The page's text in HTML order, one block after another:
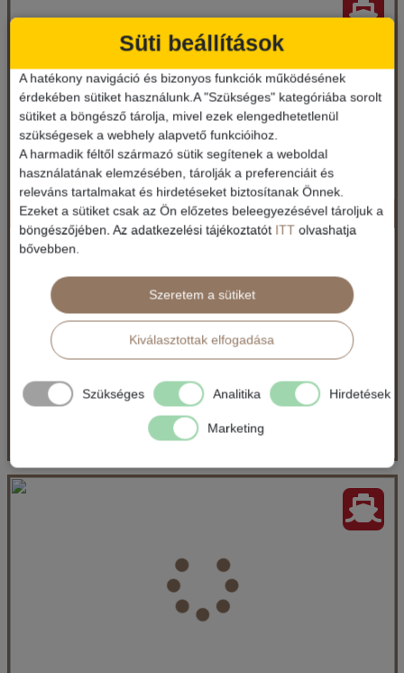
Ország:Hajóutak
Város:Távol-keleti hajóutak
Utazás módja:Hajó
Ellátás:Teljes ellátás
Szálláskategória:Hajó kabin
Szobatípus:Costa ár, The Interior (I1), 2 felnőtt
Időtartam:4 éj
Időpont: 2026-08-06 | 4 éj
már 529 €-tól (197.507 Ft)
Időpontok és árak
Bőröndbe
JAPÁN FELFEDEZŐÚT, Celebrity Millennium
2.970 €-tól (1.076.150 Ft)
Ellátás: Teljes ellátás
Időpontok és árak
Bőröndbe
JAPÁN FELFEDEZŐÚT, Celebrity Millennium
Japán hajóutak
Utazás módja:Hajó
Ellátás: Teljes ellátás
Szálláskategória:Hajó kabin
prime belső kabin
Süti beállítások
A hatékony navigáció és bizonyos funkciók működésének
érdekében sütiket használunk.A "Szükséges" kategóriába sorolt
sütiket a böngésző tárolja, mivel ezek elengedhetetlenül
szükségesek a webhely alapvető funkcióihoz.
A harmadik féltől származó sütik segítenek a weboldal
használatának elemzésében, tárolják a preferenciáit és
releváns tartalmakat és hirdetéseket biztosítanak Önnek.
Ezeket a sütiket csak az Ön előzetes beleegyezésével tároljuk a
böngészőjében. Az adatkezelési tájékoztatót ITT olvashatja
bővebben.
Szeretem a sütiket
Kiválasztottak elfogadása
Szükséges Analitika Hirdetések
Marketing